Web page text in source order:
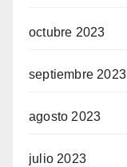
octubre 2023
septiembre 2023
agosto 2023
julio 2023